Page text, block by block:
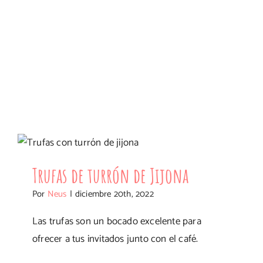
Trufas de turrón de Jijona
Trufas de turrón de Jijona
Por Neus | diciembre 20th, 2022
Las trufas son un bocado excelente para
ofrecer a tus invitados junto con el café.